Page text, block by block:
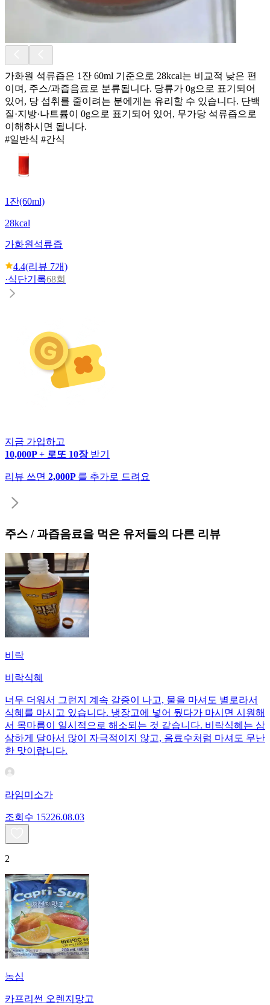
가화원 석류즙은 1잔 60ml 기준으로 28kcal는 비교적 낮은 편
이며, 주스/과즙음료로 분류됩니다. 당류가 0g으로 표기되어
있어, 당 섭취를 줄이려는 분에게는 유리할 수 있습니다. 단백
질·지방·나트륨이 0g으로 표기되어 있어, 무가당 석류즙으로
이해하시면 됩니다.
#일반식 #간식
1잔(60ml)
28kcal
가화원 석류즙
4.4(리뷰 7개)
·식단기록68회
지금 가입하고
10,000P + 로또 10장 받기
리뷰 쓰면 2,000P 를 추가로 드려요
주스 / 과즙음료을 먹은 유저들의 다른 리뷰
비락
비락식혜
너무 더워서 그런지 계속 갈증이 나고, 물을 마셔도 별로라서
식혜를 마시고 있습니다. 냉장고에 넣어 뒀다가 마시면 시원해
서 목마름이 일시적으로 해소되는 것 같습니다. 비락식혜는 삼
삼하게 달아서 많이 자극적이지 않고, 음료수처럼 마셔도 무난
한 맛이랍니다.
라임미소가
조회수 15226.08.03
2
농심
카프리썬 오렌지망고